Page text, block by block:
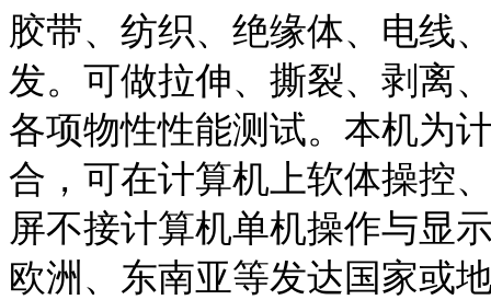
胶带、纺织、绝缘体、电线
发。可做拉伸、撕裂、剥离
各项物性性能测试。本机为
合，可在计算机上软体操控
屏不接计算机单机操作与显
欧洲、东南亚等发达国家或